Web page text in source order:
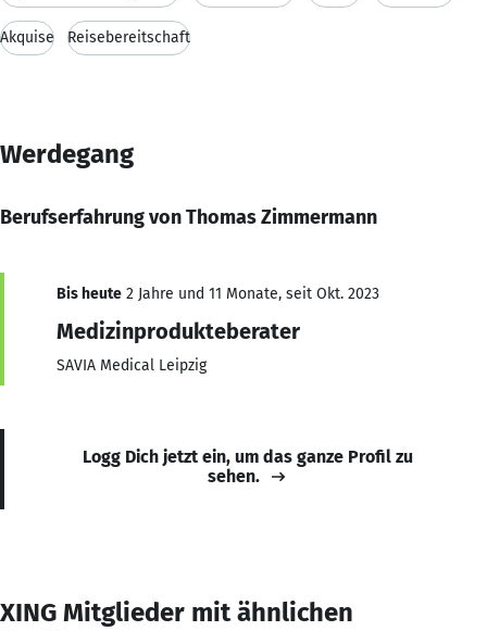
Akquise Reisebereitschaft
Werdegang
Berufserfahrung von Thomas Zimmermann
Bis heute 2 Jahre und 11 Monate, seit Okt. 2023
Medizinprodukteberater
SAVIA Medical Leipzig
Logg Dich jetzt ein, um das ganze Profil zu
sehen.
XING Mitglieder mit ähnlichen